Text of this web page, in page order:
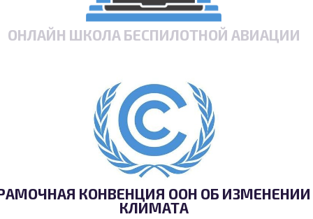
ОНЛАЙН ШКОЛА БЕСПИЛОТНОЙ АВИАЦИИ
КОНВЕНЦИЯ ООН ОБ ИЗМЕНЕНИИ
КЛИМАТА